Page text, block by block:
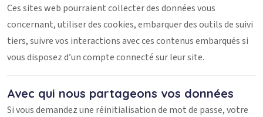
Ces sites web pourraient collecter des données vous
concernant, utiliser des cookies, embarquer des outils de suivi
tiers, suivre vos interactions avec ces contenus embarqués si
vous disposez d’un compte connecté sur leur site.
Avec qui nous partageons vos données
Si vous demandez une réinitialisation de mot de passe, votre